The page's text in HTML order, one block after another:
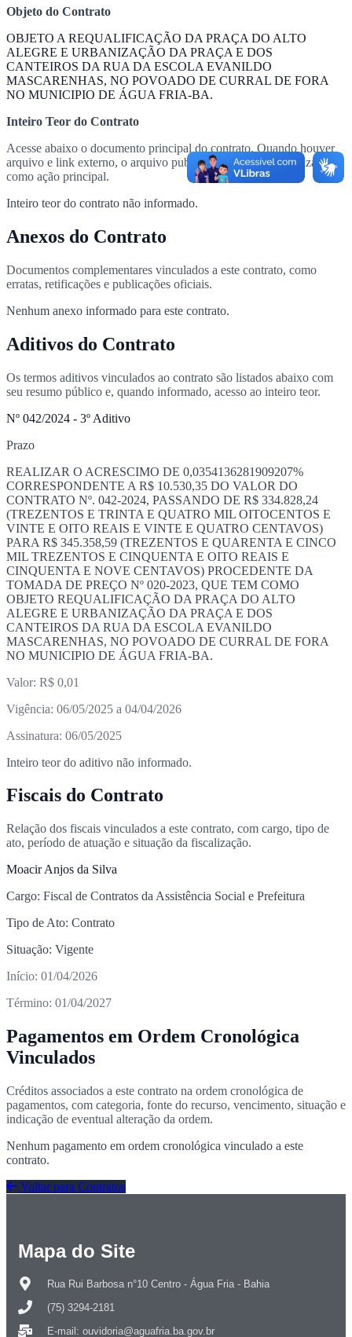
Objeto do Contrato
OBJETO A REQUALIFICAÇÃO DA PRAÇA DO ALTO
ALEGRE E URBANIZAÇÃO DA PRAÇA E DOS
CANTEIROS DA RUA DA ESCOLA EVANILDO
MASCARENHAS, NO POVOADO DE CURRAL DE FORA
NO MUNICIPIO DE ÁGUA FRIA-BA.
Inteiro Teor do Contrato
Acesse abaixo o documento principal do contrato. Quando houver
arquivo e link externo, o arquivo publicado no portal é priorizado
como ação principal.
Inteiro teor do contrato não informado.
Anexos do Contrato
Documentos complementares vinculados a este contrato, como
erratas, retificações e publicações oficiais.
Nenhum anexo informado para este contrato.
Aditivos do Contrato
Os termos aditivos vinculados ao contrato são listados abaixo com
seu resumo público e, quando informado, acesso ao inteiro teor.
Nº 042/2024 - 3º Aditivo
Prazo
REALIZAR O ACRESCIMO DE 0,0354136281909207%
CORRESPONDENTE A R$ 10.530,35 DO VALOR DO
CONTRATO Nº. 042-2024, PASSANDO DE R$ 334.828,24
(TREZENTOS E TRINTA E QUATRO MIL OITOCENTOS E
VINTE E OITO REAIS E VINTE E QUATRO CENTAVOS)
PARA R$ 345.358,59 (TREZENTOS E QUARENTA E CINCO
MIL TREZENTOS E CINQUENTA E OITO REAIS E
CINQUENTA E NOVE CENTAVOS) PROCEDENTE DA
TOMADA DE PREÇO Nº 020-2023, QUE TEM COMO
OBJETO REQUALIFICAÇÃO DA PRAÇA DO ALTO
ALEGRE E URBANIZAÇÃO DA PRAÇA E DOS
CANTEIROS DA RUA DA ESCOLA EVANILDO
MASCARENHAS, NO POVOADO DE CURRAL DE FORA
NO MUNICIPIO DE ÁGUA FRIA-BA.
Valor: R$ 0,01
Vigência: 06/05/2025 a 04/04/2026
Assinatura: 06/05/2025
Inteiro teor do aditivo não informado.
Fiscais do Contrato
Relação dos fiscais vinculados a este contrato, com cargo, tipo de
ato, período de atuação e situação da fiscalização.
Moacir Anjos da Silva
Cargo: Fiscal de Contratos da Assistência Social e Prefeitura
Tipo de Ato: Contrato
Situação: Vigente
Início: 01/04/2026
Término: 01/04/2027
Pagamentos em Ordem Cronológica
Vinculados
Créditos associados a este contrato na ordem cronológica de
pagamentos, com categoria, fonte do recurso, vencimento, situação e
indicação de eventual alteração da ordem.
Nenhum pagamento em ordem cronológica vinculado a este
contrato.
Voltar para Contratos
Mapa do Site
Rua Rui Barbosa n°10 Centro - Água Fria - Bahia
(75) 3294-2181
E-mail: ouvidoria@aguafria.ba.gov.br